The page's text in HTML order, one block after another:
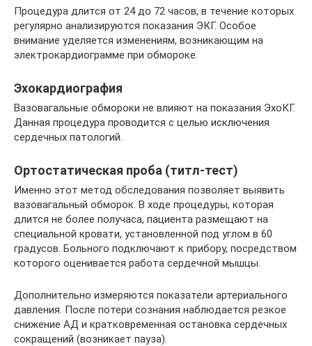
Процедура длится от 24 до 72 часов, в течение которых
регулярно анализируются показания ЭКГ. Особое
внимание уделяется изменениям, возникающим на
электрокардиограмме при обмороке.
Эхокардиография
Вазовагальные обмороки не влияют на показания ЭхоКГ.
Данная процедура проводится с целью исключения
сердечных патологий.
Ортостатическая проба (титл-тест)
Именно этот метод обследования позволяет выявить
вазовагальный обморок. В ходе процедуры, которая
длится не более получаса, пациента размещают на
специальной кровати, установленной под углом в 60
градусов. Больного подключают к прибору, посредством
которого оценивается работа сердечной мышцы.
Дополнительно измеряются показатели артериального
давления. После потери сознания наблюдается резкое
снижение АД и кратковременная остановка сердечных
сокращений (возникает пауза).